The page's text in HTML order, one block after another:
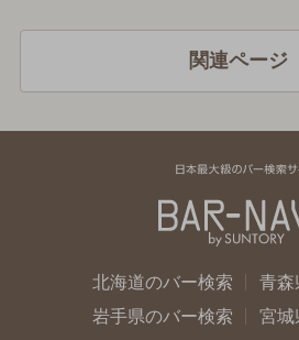
関連ページ
北海道のバー検索
青森
岩手県のバー検索
宮城